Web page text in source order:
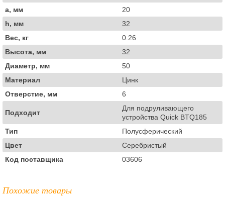
a, мм
20
h, мм
32
Вес, кг
0.26
Высота, мм
32
Диаметр, мм
50
Материал
Цинк
Отверстие, мм
6
Подходит
Для подруливающего
устройства Quick BTQ185
Тип
Полусферический
Цвет
Серебристый
Код поставщика
03606
Похожие товары